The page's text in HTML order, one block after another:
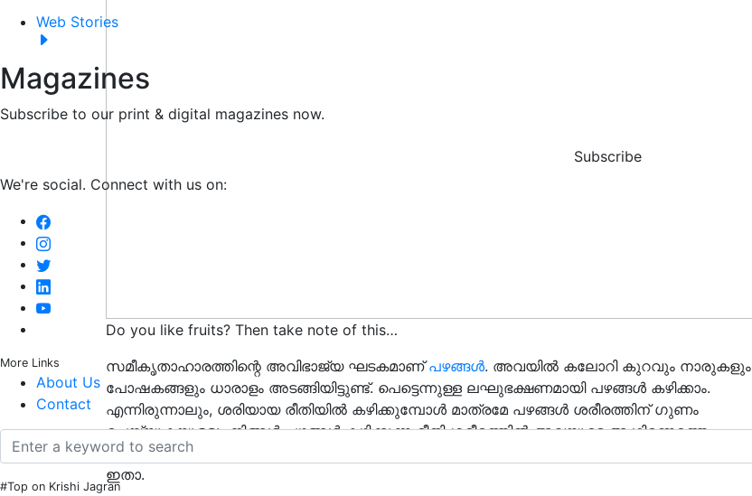
Web Stories
Magazines
Subscribe to our print & digital magazines now.
Subscribe
We're social. Connect with us on:
More Links
About Us
Contact
#Top on Krishi Jagran
Do you like fruits? Then take note of this…
സമീകൃതാഹാരത്തിന്റെ അവിഭാജ്യ ഘടകമാണ്പഴങ്ങൾ. അവയിൽ കലോറി കുറവും നാരുകളും
പോഷകങ്ങളും ധാരാളം അടങ്ങിയിട്ടുണ്ട്. പെട്ടെന്നുള്ള ലഘുഭക്ഷണമായി പഴങ്ങൾ കഴിക്കാം.
എന്നിരുന്നാലും, ശരിയായ രീതിയിൽ കഴിക്കുമ്പോൾ മാത്രമേ പഴങ്ങൾ ശരീരത്തിന് ഗുണം
ചെയ്യുകയുള്ളൂ. നിങ്ങൾ പഴങ്ങൾ കഴിക്കുന്ന രീതി ശരീരത്തിൽ അവയുടെ ആഗിരണത്തെ
ബാധിക്കുന്നു. പഴങ്ങൾ കഴിക്കുമ്പോൾ ആളുകൾ സാധാരണയായി ചെയ്യുന്ന അഞ്ച് തെറ്റുകൾ
ഇതാ.